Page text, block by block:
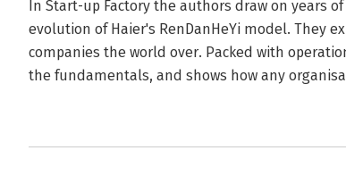
In Start-up Factory the authors draw on years
evolution of Haier's RenDanHeYi model. They
companies the world over. Packed with
the fundamentals, and shows how any